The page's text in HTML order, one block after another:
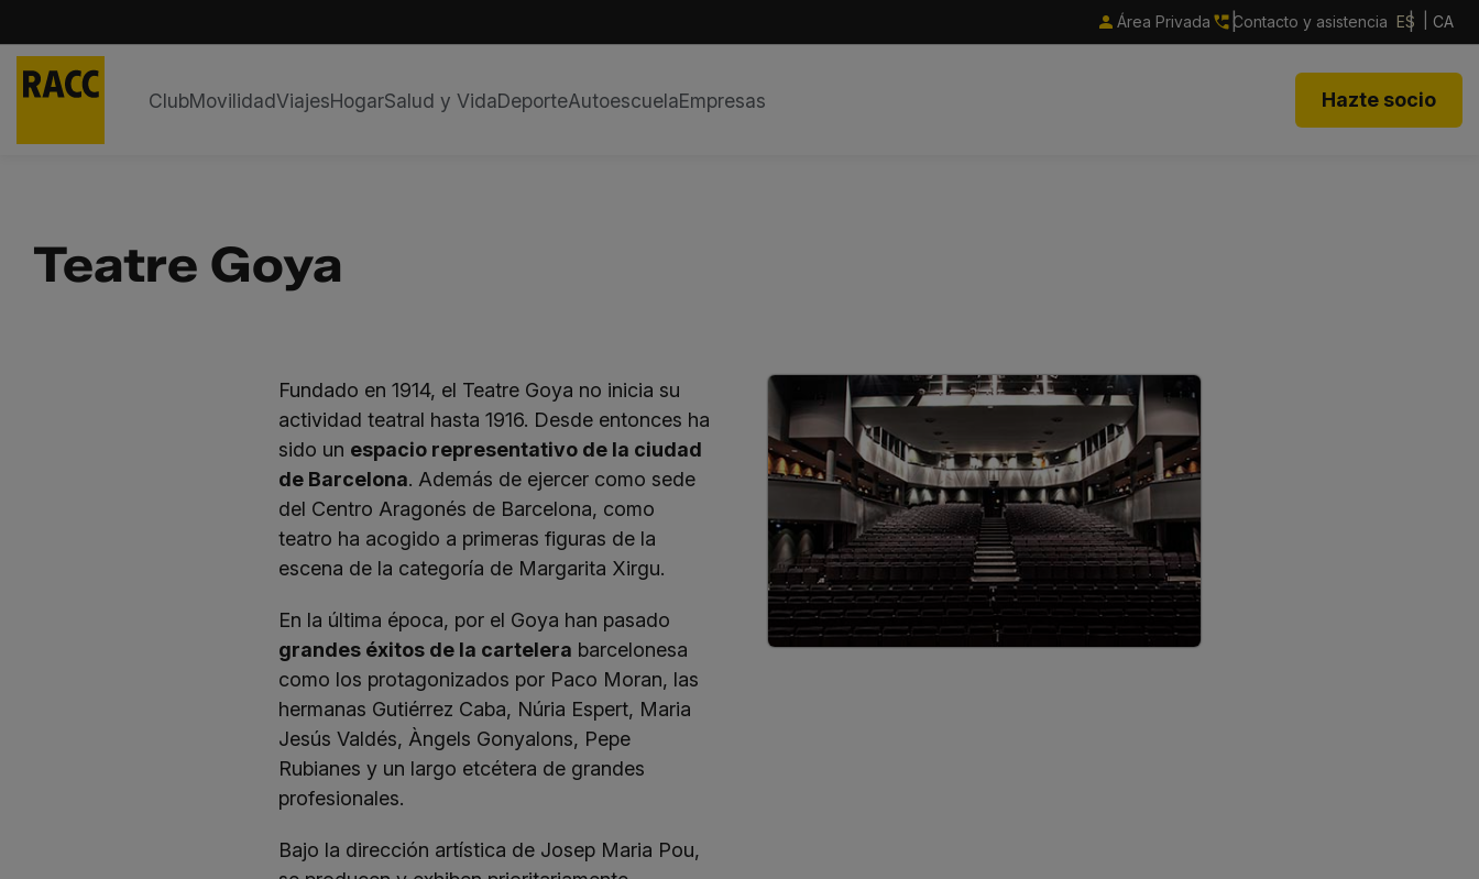
Área Privada Contacto y asistencia ES CA
ClubMovilidadViajesHogarSalud y VidaDeporteAutoescuelaEmpresas Hazte socio
Teatre Goya
Fundado en 1914, el Teatre Goya no inicia su
actividad teatral hasta 1916. Desde entonces ha
sido un espacio representativo de la ciudad
de Barcelona. Además de ejercer como sede
del Centro Aragonés de Barcelona, como
teatro ha acogido a primeras figuras de la
escena de la categoría de Margarita Xirgu.
En la última época, por el Goya han pasado
grandes éxitos de la cartelera barcelonesa
como los protagonizados por Paco Moran, las
hermanas Gutiérrez Caba, Núria Espert, Maria
Jesús Valdés, Àngels Gonyalons, Pepe
Rubianes y un largo etcétera de grandes
profesionales.
Bajo la dirección artística de Josep Maria Pou,